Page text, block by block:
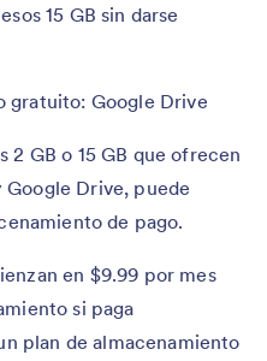
15 GB sin darse
gratuito: Google Drive
2 GB o 15 GB que ofrecen
Drive, puede
de pago.
en $9.99 por mes
si paga
plan de almacenamiento